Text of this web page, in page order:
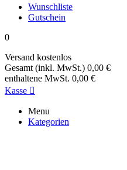
Wunschliste
Gutschein
0
Versand kostenlos
Gesamt (inkl. MwSt.) 0,00 €
enthaltene MwSt. 0,00 €
Kasse 
Menu
Kategorien